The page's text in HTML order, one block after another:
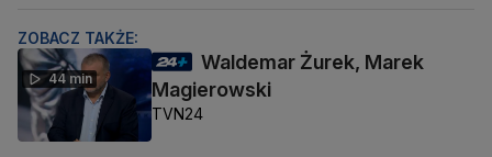
ZOBACZ TAKŻE:
44 min
Waldemar Żurek, Marek
Magierowski
TVN24